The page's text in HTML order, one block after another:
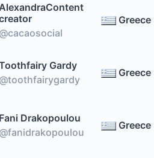
AlexandraContent
@cacaosocial
Greece
Gardy
@toothfairygardy
Greece
Fani Drakopoulou
@fanidrakopoulou
Greece